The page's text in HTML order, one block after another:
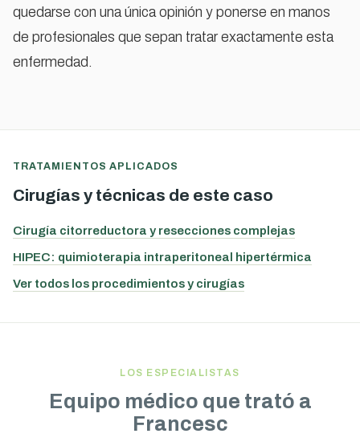
quedarse con una única opinión y ponerse en manos
de profesionales que sepan tratar exactamente esta
enfermedad.
TRATAMIENTOS APLICADOS
Cirugías y técnicas de este caso
Cirugía citorreductora y resecciones complejas
HIPEC: quimioterapia intraperitoneal hipertérmica
Ver todos los procedimientos y cirugías
LOS ESPECIALISTAS
Equipo médico que trató a
Francesc